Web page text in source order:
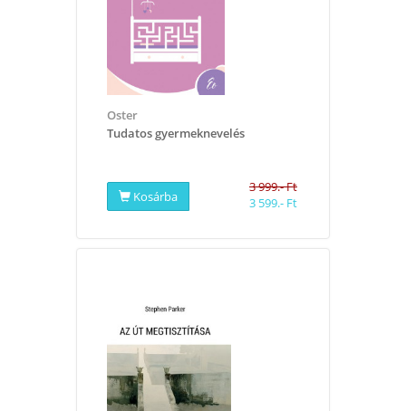
Oster
​Tudatos gyermeknevelés
Kosárba
3 999.- Ft
3 599.- Ft